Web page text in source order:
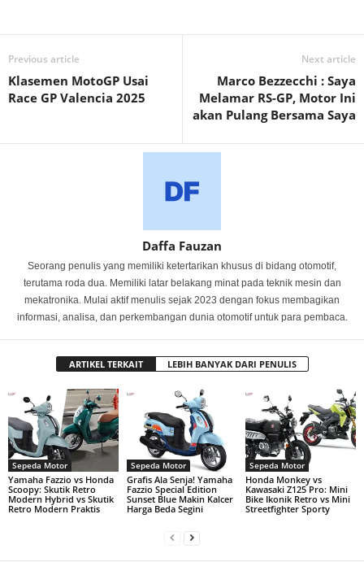
Previous article
Klasemen MotoGP Usai
Race GP Valencia 2025
Next article
Marco Bezzecchi : Saya
Melamar RS-GP, Motor Ini
akan Pulang Bersama Saya
Daffa Fauzan
Seorang penulis yang memiliki ketertarikan khusus di bidang otomotif,
terutama roda dua. Memiliki latar belakang minat pada teknik mesin dan
mekatronika. Mulai aktif menulis sejak 2023 dengan fokus membagikan
informasi, analisa, dan perkembangan dunia otomotif untuk para pembaca.
ARTIKEL TERKAIT LEBIH BANYAK DARI PENULIS
Sepeda Motor
Yamaha Fazzio vs Honda
Scoopy: Skutik Retro
Modern Hybrid vs Skutik
Retro Modern Praktis
Sepeda Motor
Grafis Ala Senja! Yamaha
Fazzio Special Edition
Sunset Blue Makin Kalcer
Harga Beda Segini
Sepeda Motor
Honda Monkey vs
Kawasaki Z125 Pro: Mini
Bike Ikonik Retro vs Mini
Streetfighter Sporty